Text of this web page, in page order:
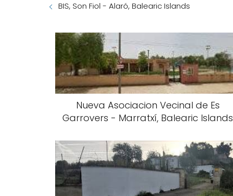
BIS, Son Fiol - Alaró, Balearic Islands
Nueva Asociacion Vecinal de Es
Garrovers - Marratxí, Balearic Islands